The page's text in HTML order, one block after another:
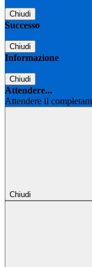
Chiudi
Successo
Chiudi
Informazione
Chiudi
Attendere...
Attendere il
Chiudi